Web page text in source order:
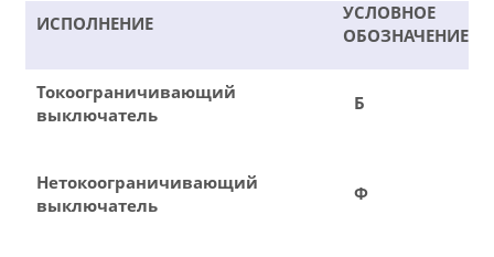
ИСПОЛНЕНИЕ
УСЛОВНОЕ
ОБОЗНАЧЕНИЕ
Токоограничивающий
выключатель
Б
Нетокоограничивающий
выключатель
Ф